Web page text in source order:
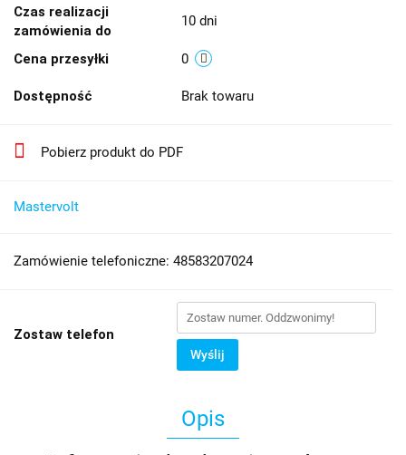
Czas realizacji
zamówienia do
10 dni
Cena przesyłki 0
Dostępność Brak towaru
Pobierz produkt do PDF
Mastervolt
Zamówienie telefoniczne: 48583207024
Zostaw telefon
Wyślij
Opis